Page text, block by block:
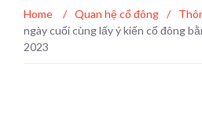
Home / Quan hệ cổ đông /
ngày cuối cùng lấy ý kiến cổ đông
2023